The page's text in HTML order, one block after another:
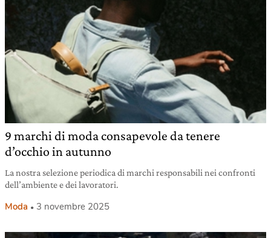
9 marchi di moda consapevole da tenere
d’occhio in autunno
La nostra selezione periodica di marchi responsabili nei confronti
dell’ambiente e dei lavoratori.
Moda 3 novembre 2025